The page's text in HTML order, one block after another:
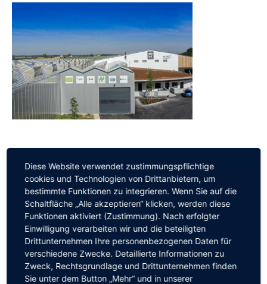
Kommentarnavigation
ZURÜCK
Vorheriger
Beitrag:
ITF-Systemhaus sieht Gold
NÄCHSTES
Nächster
Beitrag:
Sommerfest
Diese Website verwendet zustimmungspflichtige
cookies und Technologien von Drittanbietern, um
bestimmte Funktionen zu integrieren. Wenn Sie auf die
Schaltfläche „Alle akzeptieren“ klicken, werden diese
Funktionen aktiviert (Zustimmung). Nach erfolgter
Einwilligung verarbeiten wir und die beteiligten
Drittunternehmen Ihre personenbezogenen Daten für
verschiedene Zwecke. Detaillierte Informationen zu
Zweck, Rechtsgrundlage und Drittunternehmen finden
Sie unter dem Button „Mehr“ und in unserer